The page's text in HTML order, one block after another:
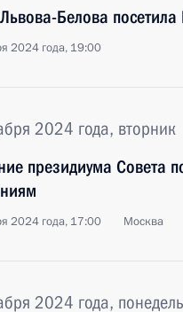
Белова посетила
2024 года, 19:00
2024 года, вторник
президиума Совета
2024 года, 17:00 Москва
2024 года,